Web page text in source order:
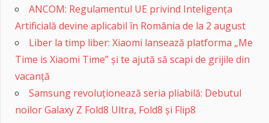
ANCOM: Regulamentul UE privind Inteligența
Artificială devine aplicabil în România de la 2 august
Liber la timp liber: Xiaomi lansează platforma „Me
Time is Xiaomi Time” și te ajută să scapi de grijile din
vacanță
Samsung revoluționează seria pliabilă: Debutul
noilor Galaxy Z Fold8 Ultra, Fold8 și Flip8